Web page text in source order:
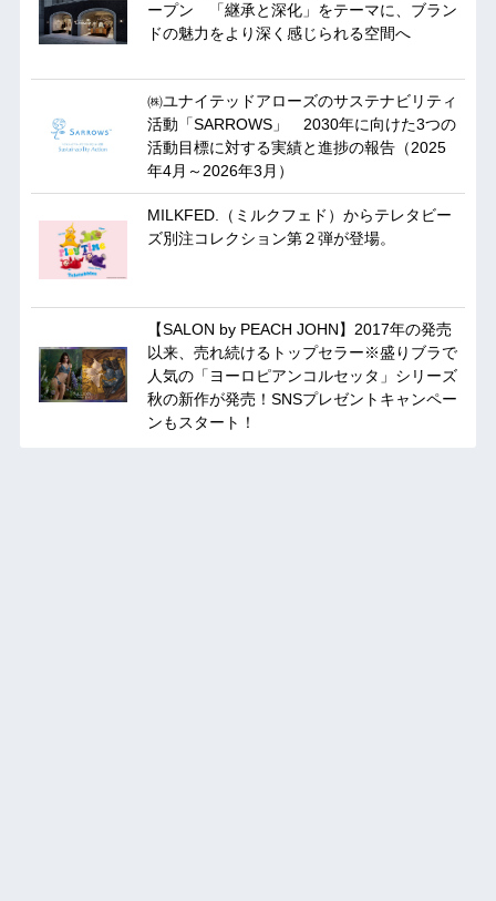
ープン 「継承と深化」をテーマに、ブラン
ドの魅力をより深く感じられる空間へ
㈱ユナイテッドアローズのサステナビリティ
活動「SARROWS」 2030年に向けた3つの
活動目標に対する実績と進捗の報告（2025
年4月～2026年3月）
MILKFED.（ミルクフェド）からテレタビー
ズ別注コレクション第２弾が登場。
【SALON by PEACH JOHN】2017年の発売
以来、売れ続けるトップセラー※盛りブラで
人気の「ヨーロピアンコルセッタ」シリーズ
秋の新作が発売！SNSプレゼントキャンペー
ンもスタート！